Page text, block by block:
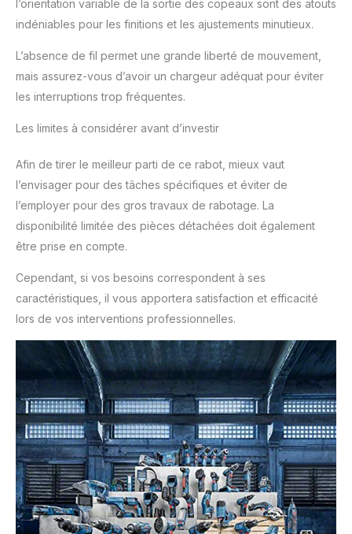
l’orientation variable de la sortie des copeaux sont des atouts
indéniables pour les finitions et les ajustements minutieux.
L’absence de fil permet une grande liberté de mouvement,
mais assurez-vous d’avoir un chargeur adéquat pour éviter
les interruptions trop fréquentes.
Les limites à considérer avant d’investir
Afin de tirer le meilleur parti de ce rabot, mieux vaut
l’envisager pour des tâches spécifiques et éviter de
l’employer pour des gros travaux de rabotage. La
disponibilité limitée des pièces détachées doit également
être prise en compte.
Cependant, si vos besoins correspondent à ses
caractéristiques, il vous apportera satisfaction et efficacité
lors de vos interventions professionnelles.